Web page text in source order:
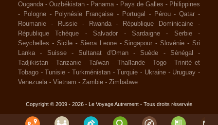
Ouganda -Ouzbékistan - Panama - Pays de Galles - Philippines
-
Pologne - Polynésie Française - Portugal - Pérou -Qatar -
Roumanie
- Russie - Rwanda - République Dominicaine
-
République Tchèque
- Salvador - Sardaigne - Serbie
-
Seychelles - Sicile - Sierra Leone - Singapour - Slovénie - Sri
Lanka
- Suisse - Sultanat d'Oman - Suède - Sénégal
-
Tadjikistan -Tanzanie -Taïwan - Thaïlande - Togo - Trinité et
Tobago -Tunisie - Turkménistan -Turquie - Ukraine - Uruguay -
Venezuela - Vietnam - Zambie - Zimbabwe
Copyright © 2009 - 2026 - Le Voyage Autrement - Tous droits réservés